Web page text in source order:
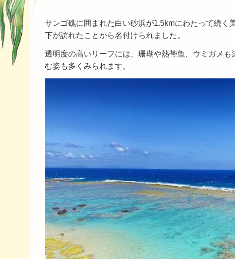
サンゴ礁に囲まれた白い砂浜が1.5kmにわたって続
下が訪れたことから名付けられました。
透明度の高いリーフには、珊瑚や熱帯魚、ウミガメ
む姿も多くみられます。